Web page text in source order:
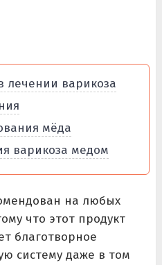
лечении варикоза
мёда
варикоза медом
на любых
что этот продукт
благотворное
систему даже в том